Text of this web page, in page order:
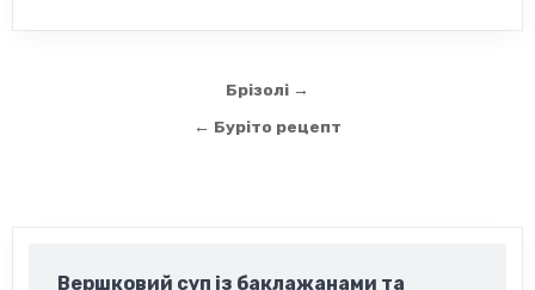
Брізолі →
← Буріто рецепт
Вершковий суп із баклажанами та